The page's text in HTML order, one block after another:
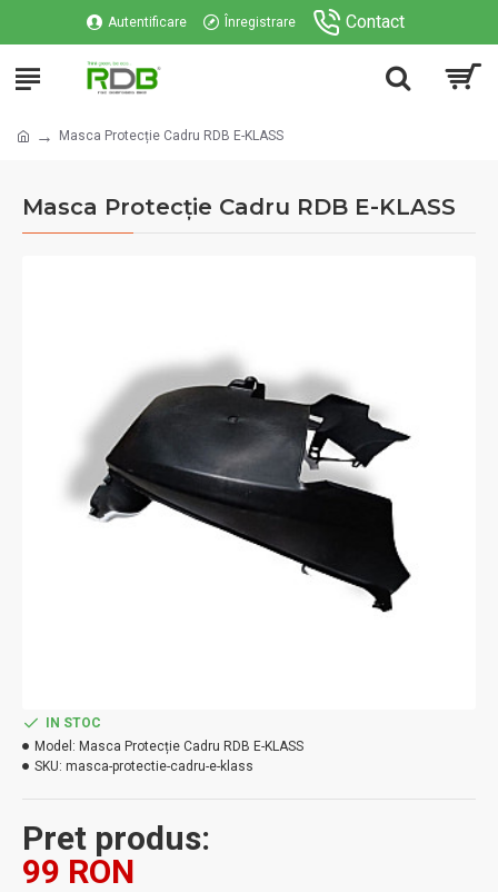
Autentificare Înregistrare Contact
Masca Protecție Cadru RDB E-KLASS
Masca Protecție Cadru RDB E-KLASS
Pret produs:
99 RON
IN STOC
Model: Masca Protecție Cadru RDB E-KLASS
SKU: masca-protectie-cadru-e-klass